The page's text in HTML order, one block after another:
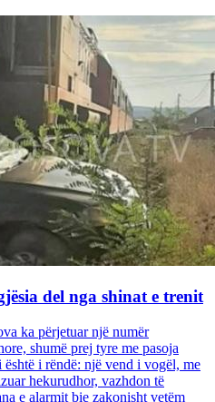
del nga shinat e trenit
ka përjetuar një numër
shumë prej tyre me pasoja
i rëndë: një vend i vogël, me
hekurudhor, vazhdon të
e alarmit bie zakonisht vetëm